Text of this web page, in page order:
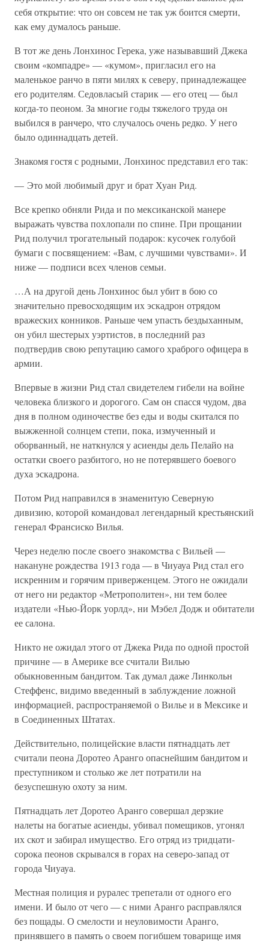
себя открытие: что он совсем не так уж боится смерти,
как ему думалось раньше.
В тот же день Лонхинос Герека, уже называвший Джека
своим «компадре» — «кумом», пригласил его на
маленькое ранчо в пяти милях к северу, принадлежащее
его родителям. Седовласый старик — его отец — был
когда-то пеоном. За многие годы тяжелого труда он
выбился в ранчеро, что случалось очень редко. У него
было одиннадцать детей.
Знакомя гостя с родными, Лонхинос представил его так:
— Это мой любимый друг и брат Хуан Рид.
Все крепко обняли Рида и по мексиканской манере
выражать чувства похлопали по спине. При прощании
Рид получил трогательный подарок: кусочек голубой
бумаги с посвящением: «Вам, с лучшими чувствами». И
ниже — подписи всех членов семьи.
…А на другой день Лонхинос был убит в бою со
значительно превосходящим их эскадрон отрядом
вражеских конников. Раньше чем упасть бездыханным,
он убил шестерых уэртистов, в последний раз
подтвердив свою репутацию самого храброго офицера в
армии.
Впервые в жизни Рид стал свидетелем гибели на войне
человека близкого и дорогого. Сам он спасся чудом, два
дня в полном одиночестве без еды и воды скитался по
выжженной солнцем степи, пока, измученный и
оборванный, не наткнулся у асиенды дель Пелайо на
остатки своего разбитого, но не потерявшего боевого
духа эскадрона.
Потом Рид направился в знаменитую Северную
дивизию, которой командовал легендарный крестьянский
генерал Франсиско Вилья.
Через неделю после своего знакомства с Вильей —
накануне рождества 1913 года — в Чиуауа Рид стал его
искренним и горячим приверженцем. Этого не ожидали
от него ни редактор «Метрополитен», ни тем более
издатели «Нью-Йорк уорлд», ни Мэбел Додж и обитатели
ее салона.
Никто не ожидал этого от Джека Рида по одной простой
причине — в Америке все считали Вилью
обыкновенным бандитом. Так думал даже Линкольн
Стеффенс, видимо введенный в заблуждение ложной
информацией, распространяемой о Вилье и в Мексике и
в Соединенных Штатах.
Действительно, полицейские власти пятнадцать лет
считали пеона Доротео Аранго опаснейшим бандитом и
преступником и столько же лет потратили на
безуспешную охоту за ним.
Пятнадцать лет Доротео Аранго совершал дерзкие
налеты на богатые асиенды, убивал помещиков, угонял
их скот и забирал имущество. Его отряд из тридцати-
сорока пеонов скрывался в горах на северо-запад от
города Чиуауа.
Местная полиция и руралес трепетали от одного его
имени. И было от чего — с ними Аранго расправлялся
без пощады. О смелости и неуловимости Аранго,
принявшего в память о своем погибшем товарище имя